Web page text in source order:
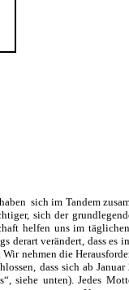
sich im Tandem
sich der
helfen uns im
derart verändert, dass
nehmen die
dass sich ab
siehe unten). Jedes